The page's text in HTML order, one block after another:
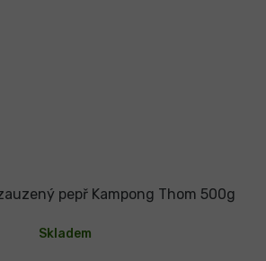
pepř Kampong Thom 500g
Skladem